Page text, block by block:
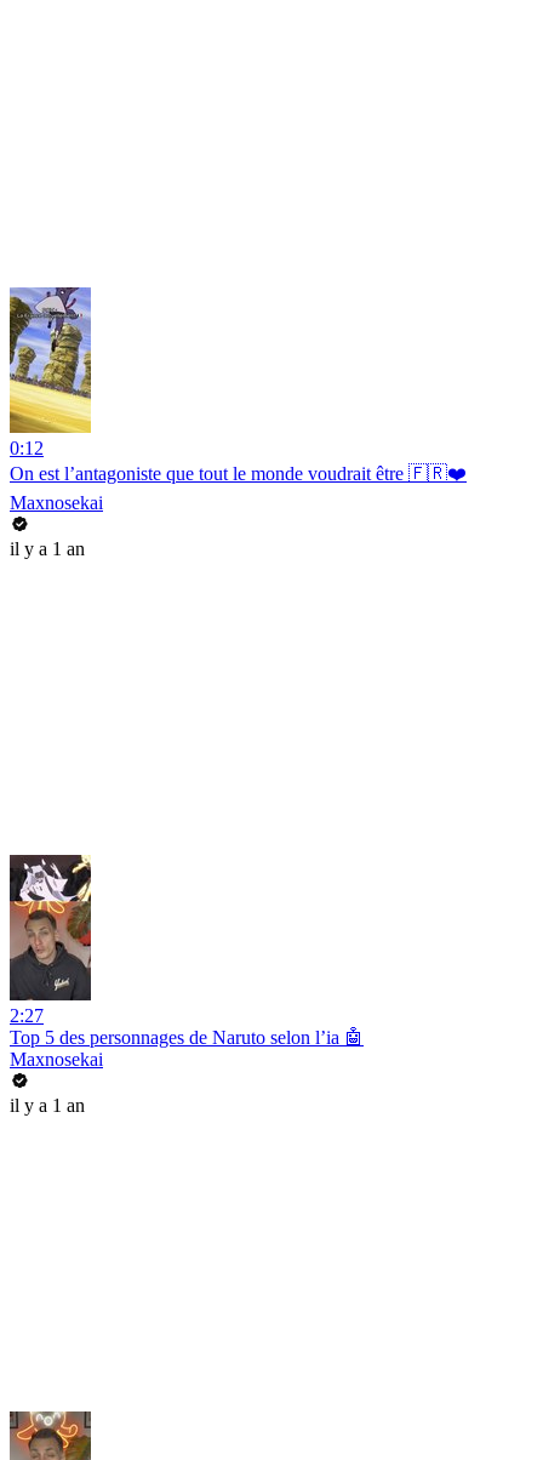
0:12
On est l’antagoniste que tout le monde voudrait être 🇫🇷❤️
Maxnosekai
il y a 1 an
2:27
Top 5 des personnages de Naruto selon l’ia 🤖
Maxnosekai
il y a 1 an